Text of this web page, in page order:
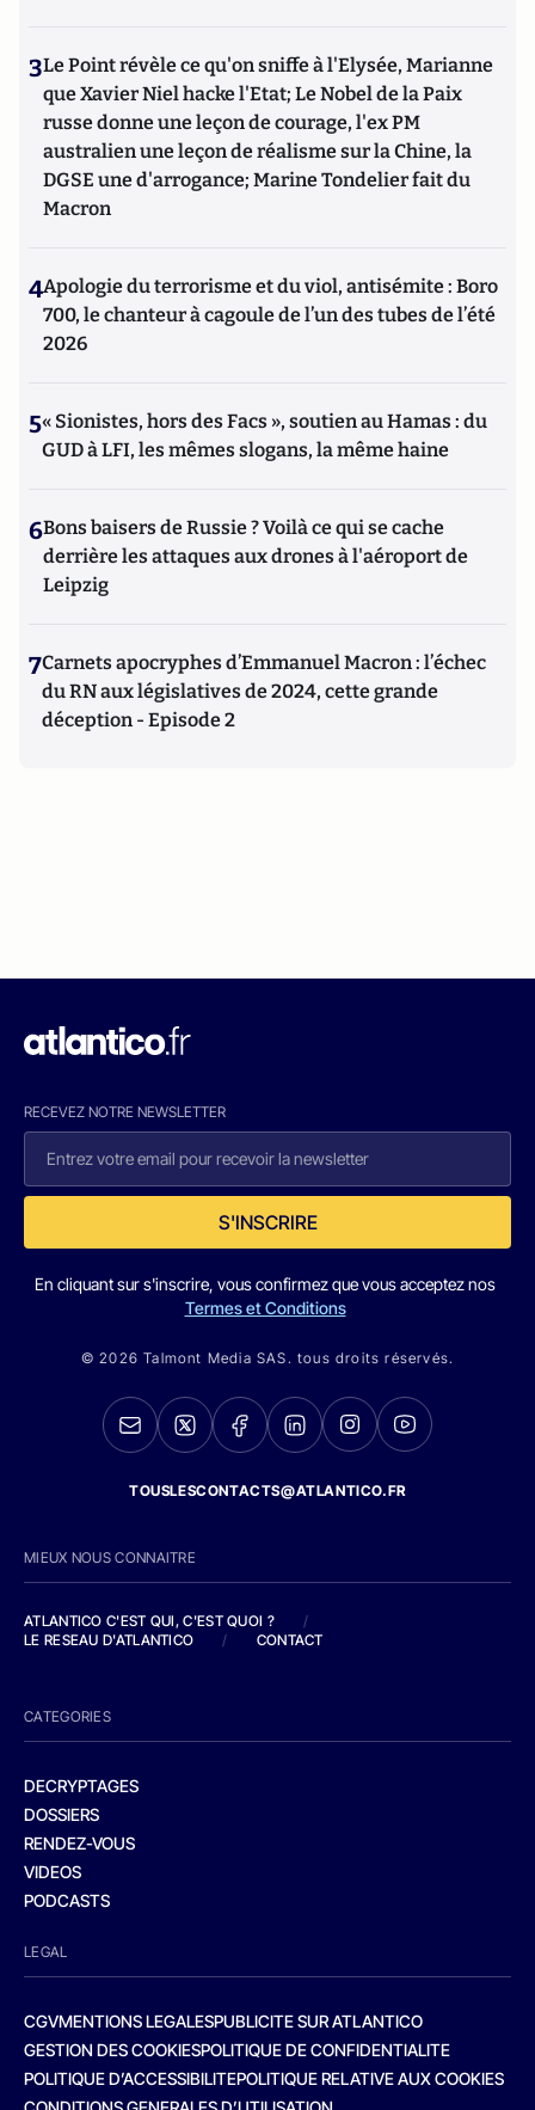
3Le Point révèle ce qu'on sniffe à l'Elysée, Marianne
que Xavier Niel hacke l'Etat; Le Nobel de la Paix
russe donne une leçon de courage, l'ex PM
australien une leçon de réalisme sur la Chine, la
DGSE une d'arrogance; Marine Tondelier fait du
Macron
4Apologie du terrorisme et du viol, antisémite : Boro
700, le chanteur à cagoule de l’un des tubes de l’été
2026
5« Sionistes, hors des Facs », soutien au Hamas : du
GUD à LFI, les mêmes slogans, la même haine
6Bons baisers de Russie ? Voilà ce qui se cache
derrière les attaques aux drones à l'aéroport de
Leipzig
7Carnets apocryphes d’Emmanuel Macron : l’échec
du RN aux législatives de 2024, cette grande
déception - Episode 2
RECEVEZ NOTRE NEWSLETTER
S'INSCRIRE
En cliquant sur s'inscrire, vous confirmez que vous acceptez nos
Termes et Conditions
© 2026 Talmont Media SAS. tous droits réservés.
TOUSLESCONTACTS@ATLANTICO.FR
MIEUX NOUS CONNAITRE
ATLANTICO C'EST QUI, C'EST QUOI ?
/
LE RESEAU D'ATLANTICO
/ CONTACT
CATEGORIES
DECRYPTAGES
DOSSIERS
RENDEZ-VOUS
VIDEOS
PODCASTS
LEGAL
CGVMENTIONS LEGALESPUBLICITE SUR ATLANTICO
GESTION DES COOKIESPOLITIQUE DE CONFIDENTIALITE
POLITIQUE D’ACCESSIBILITEPOLITIQUE RELATIVE AUX COOKIES